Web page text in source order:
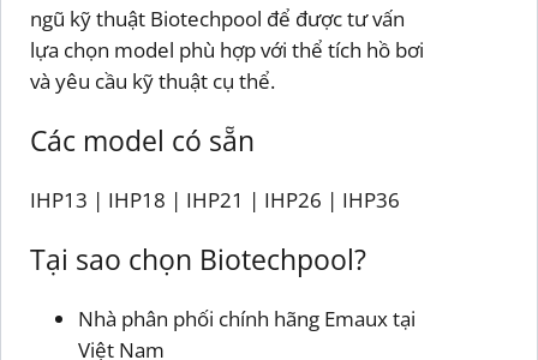
ngũ kỹ thuật Biotechpool để được tư vấn
lựa chọn model phù hợp với thể tích hồ bơi
và yêu cầu kỹ thuật cụ thể.
Các model có sẵn
IHP13 | IHP18 | IHP21 | IHP26 | IHP36
Tại sao chọn Biotechpool?
Nhà phân phối chính hãng Emaux tại
Việt Nam